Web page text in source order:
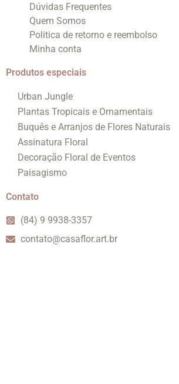
Dúvidas Frequentes
Quem Somos
Politica de retorno e reembolso
Minha conta
Produtos especiais
Urban Jungle
Plantas Tropicais e Ornamentais
Buquês e Arranjos de Flores Naturais
Assinatura Floral
Decoração Floral de Eventos
Paisagismo
Contato
(84) 9 9938-3357
contato@casaflor.art.br